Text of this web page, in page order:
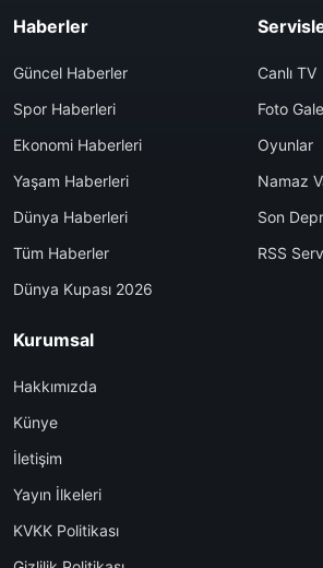
Haberler
Güncel Haberler
Spor Haberleri
Ekonomi Haberleri
Yaşam Haberleri
Dünya Haberleri
Tüm Haberler
Dünya Kupası 2026
Canlı TV
Foto
Oyunlar
Namaz
Son
RSS
Kurumsal
Hakkımızda
Künye
İletişim
Yayın İlkeleri
KVKK Politikası